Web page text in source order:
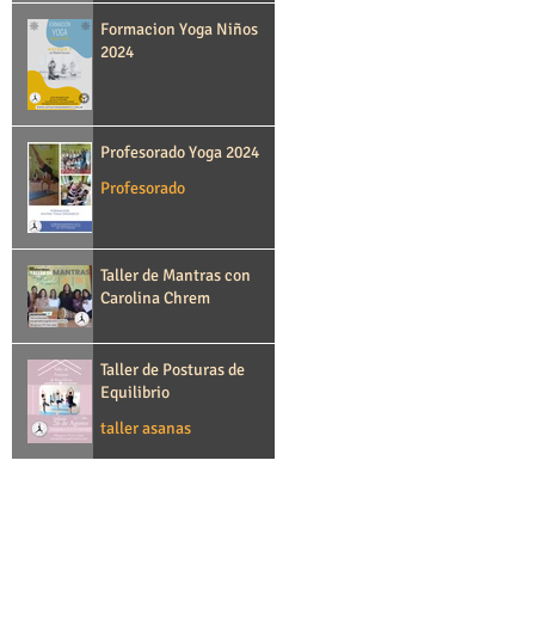
Formacion Yoga Niños
2024
Profesorado Yoga 2024
Profesorado
Taller de Mantras con
Carolina Chrem
Taller de Posturas de
Equilibrio
taller asanas